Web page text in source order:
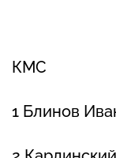
КМС
1 Блинов